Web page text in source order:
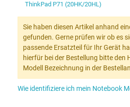
ThinkPad P71 (20HK/20HL)
Sie haben diesen Artikel anhand
gefunden. Gerne prüfen wir ob es
passende Ersatzteil für Ihr Gerät
hierfür bei der Bestellung bitte den
Modell Bezeichnung in der
Wie identifiziere ich mein Notebook